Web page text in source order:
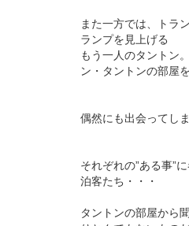
また一方では、トラ
ランプを見上げる
もう一人のタントン
ン・タントンの部屋
偶然にも出会ってし
それぞれの”ある事”
泊客たち・・・
タントンの部屋から